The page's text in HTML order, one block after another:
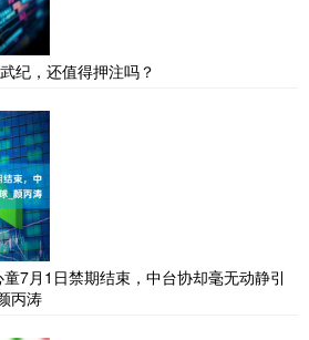
纪，还值得押注吗？
7月1日禁期结束，中台协却毫无动静引
丙涛